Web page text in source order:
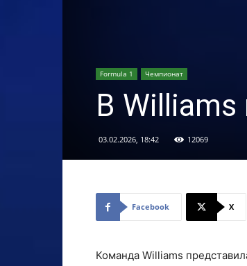
Formula 1 Чемпионат
В Williams
03.02.2026, 18:42 12069
Facebook X
Команда Williams